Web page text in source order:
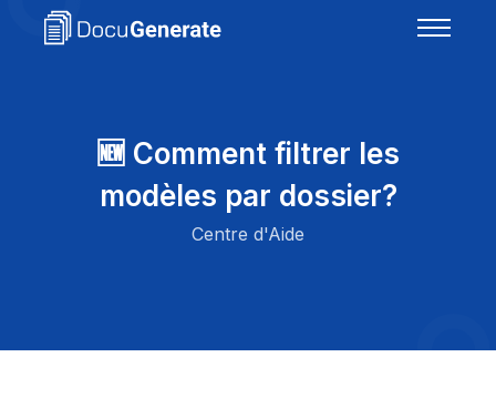
🆕 Comment filtrer les
modèles par dossier?
Centre d'Aide